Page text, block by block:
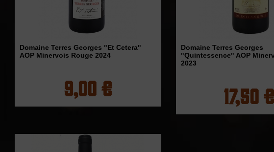
Domaine Terres Georges "Et Cetera"
AOP Minervois Rouge 2024
9,00 €
Domaine Terres Georges
"Quintessence" AOP
2023
17,50 €